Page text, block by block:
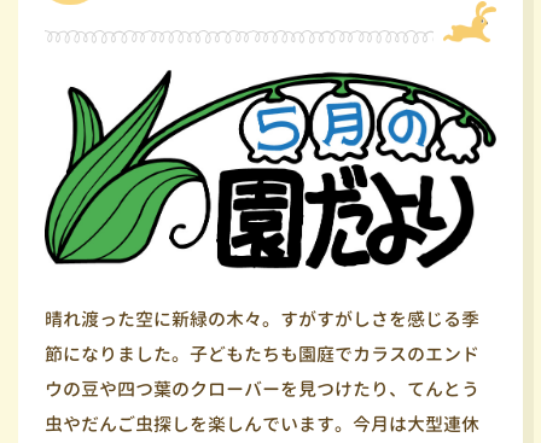
晴れ渡った空に新緑の木々。すがすがしさを感じる季
節になりました。子どもたちも園庭でカラスのエンド
ウの豆や四つ葉のクローバーを見つけたり、てんとう
虫やだんご虫探しを楽しんでいます。今月は大型連休